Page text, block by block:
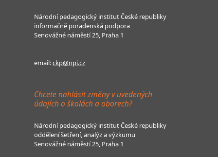
Národní pedagogický institut České republiky
informačně poradenská podpora
Senovážné náměstí 25, Praha 1
email:ckp@npi.cz
Chcete nahlásit změny v uvedených
údajích o školách a oborech?
Národní pedagogický institut České republiky
oddělení šetření, analýz a výzkumu
Senovážné náměstí 25, Praha 1